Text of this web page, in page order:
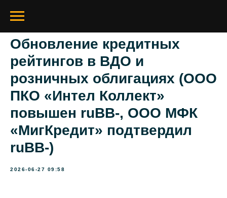
Обновление кредитных
рейтингов в ВДО и
розничных облигациях (ООО
ПКО «Интел Коллект»
повышен ruBB-, ООО МФК
«МигКредит» подтвердил
ruBB-)
2026-06-27 09:58